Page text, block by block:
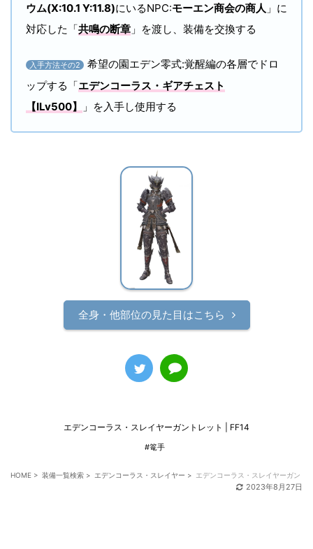
ウム(X:10.1 Y:11.8)にいるNPC:モーエン商会の商人 」に
対応した「共鳴の断章 」を渡し、装備を交換する
入手方法その2
希望の園エデン零式:覚醒編の各層でドロ
ップする「エデンコーラス・ギアチェスト
【ILv500】
」を入手し使用する
全身・他部位の見た目はこちら
エデンコーラス・スレイヤーガントレット | FF14
#篭手
HOME > 装備一覧検索 > エデンコーラス・スレイヤー > エデンコーラス・スレイヤーガント
2023年8月27日